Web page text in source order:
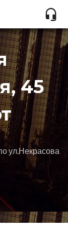
45
ул.Некрасова